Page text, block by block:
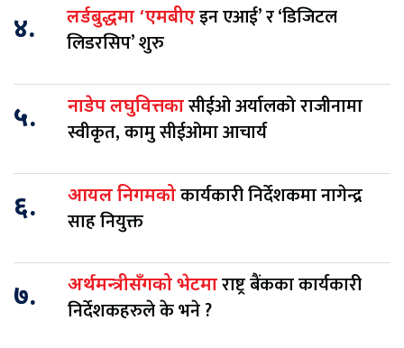
४. लर्डबुद्धमा ‘एमबीएइन एआई’ र ‘डिजिटल
लिडरसिप’ शुरु
५. नाडेप लघुवित्तकासीईओ अर्यालको राजीनामा
स्वीकृत, कामु सीईओमा आचार्य
६. आयल निगमकोकार्यकारी निर्देशकमा नागेन्द्र
साह नियुक्त
७. अर्थमन्त्रीसँगको भेटमाराष्ट्र बैंकका कार्यकारी
निर्देशकहरुले के भने ?